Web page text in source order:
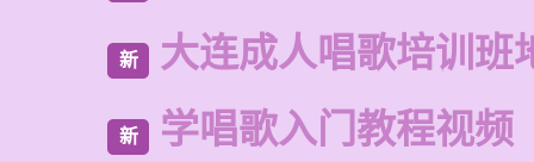
新 大连成人唱歌培训班
新 学唱歌入门教程视频